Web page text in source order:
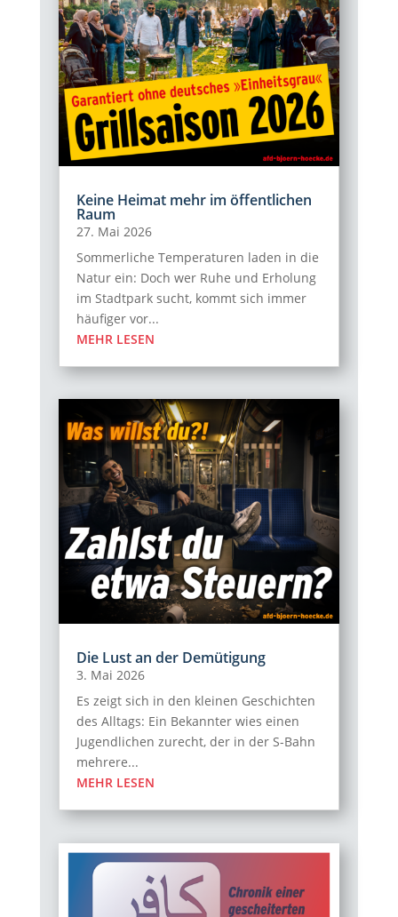
Keine Heimat mehr im öffentlichen
Raum
27. Mai 2026
Sommerliche Temperaturen laden in die
Natur ein: Doch wer Ruhe und Erholung
im Stadtpark sucht, kommt sich immer
häufiger vor...
MEHR LESEN
Die Lust an der Demütigung
3. Mai 2026
Es zeigt sich in den kleinen Geschichten
des Alltags: Ein Bekannter wies einen
Jugendlichen zurecht, der in der S-Bahn
mehrere...
MEHR LESEN